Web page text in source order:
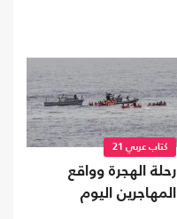
كتاب عربي 21
رحلة الهجرة وواقع
المهاجرين اليوم